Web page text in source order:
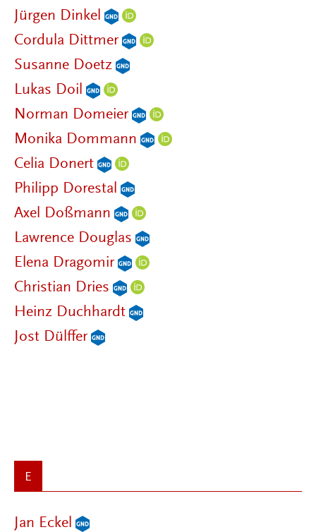
Jürgen Dinkel
Cordula Dittmer
Susanne Doetz
Lukas Doil
Norman Domeier
Monika Dommann
Celia Donert
Philipp Dorestal
Axel Doßmann
Lawrence Douglas
Elena Dragomir
Christian Dries
Heinz Duchhardt
Jost Dülffer
E
Jan Eckel